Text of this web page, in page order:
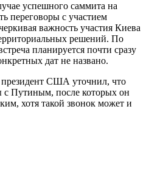
успешного саммита на
переговоры с участием
важность участия Киева
решений. По
планируется почти сразу
дат не названо.
президент США уточнил, что
с Путиным, после которых он
хотя такой звонок может и